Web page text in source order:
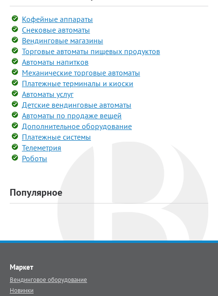
Кофейные аппараты
Снековые автоматы
Вендинговые магазины
Торговые автоматы пищевых продуктов
Автоматы напитков
Механические торговые автоматы
Платежные терминалы и киоски
Автоматы услуг
Детские вендинговые автоматы
Автоматы по продаже вещей
Дополнительное оборудование
Платежные системы
Телеметрия
Роботы
Популярное
Маркет
Вендинговое оборудование
Новинки